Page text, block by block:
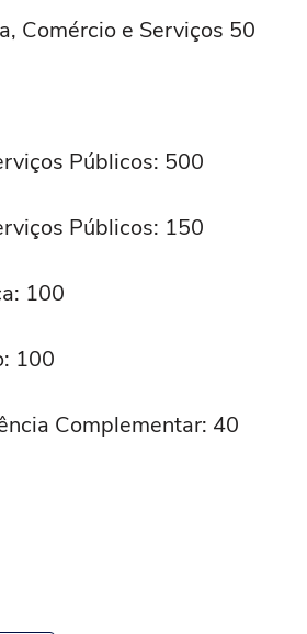
Comércio e Serviços 50
Públicos: 500
Públicos: 150
100
100
Complementar: 40